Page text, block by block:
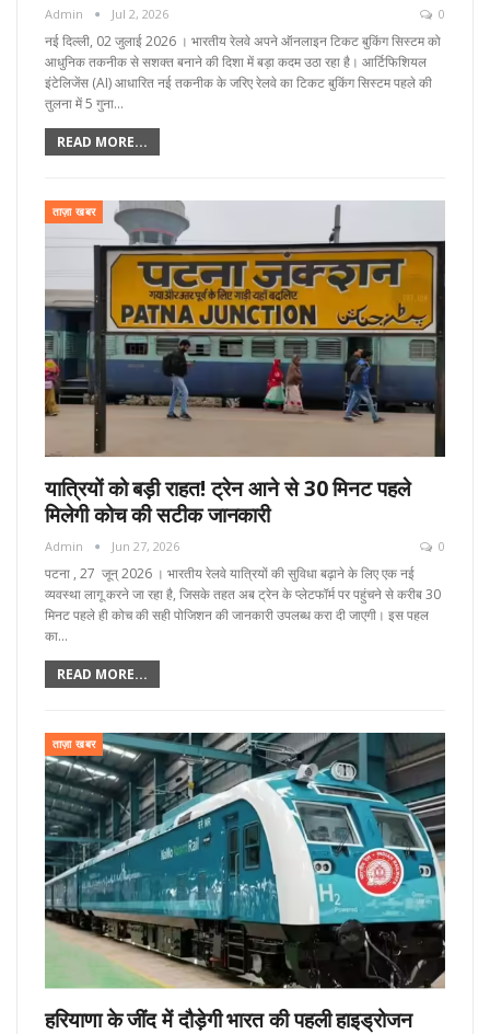
Admin Jul 2, 2026 0
नई दिल्ली, 02 जुलाई 2026 । भारतीय रेलवे अपने ऑनलाइन टिकट बुकिंग सिस्टम को
आधुनिक तकनीक से सशक्त बनाने की दिशा में बड़ा कदम उठा रहा है। आर्टिफिशियल
इंटेलिजेंस (AI) आधारित नई तकनीक के जरिए रेलवे का टिकट बुकिंग सिस्टम पहले की
तुलना में 5 गुना…
READ MORE...
ताज़ा खबर
यात्रियों को बड़ी राहत! ट्रेन आने से 30 मिनट पहले
मिलेगी कोच की सटीक जानकारी
Admin Jun 27, 2026 0
पटना , 27 जून्‌ 2026 । भारतीय रेलवे यात्रियों की सुविधा बढ़ाने के लिए एक नई
व्यवस्था लागू करने जा रहा है, जिसके तहत अब ट्रेन के प्लेटफॉर्म पर पहुंचने से करीब 30
मिनट पहले ही कोच की सही पोजिशन की जानकारी उपलब्ध करा दी जाएगी। इस पहल
का…
READ MORE...
ताज़ा खबर
हरियाणा के जींद में दौड़ेगी भारत की पहली हाइड्रोजन